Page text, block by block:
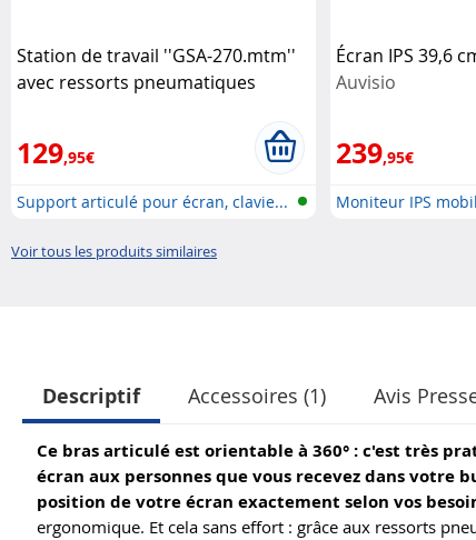
Station de travail ''GSA-270.mtm''
avec ressorts pneumatiques
129,95€
Support articulé pour écran, clavie...
Écran IPS 39,6
Auvisio
239,95€
Moniteur IPS
Voir tous les produits similaires
Descriptif Accessoires (1) Avis
Ce bras articulé est orientable à 360° : c'est très
écran aux personnes que vous recevez dans votre
position de votre écran exactement selon vos
ergonomique. Et cela sans effort : grâce aux ressorts